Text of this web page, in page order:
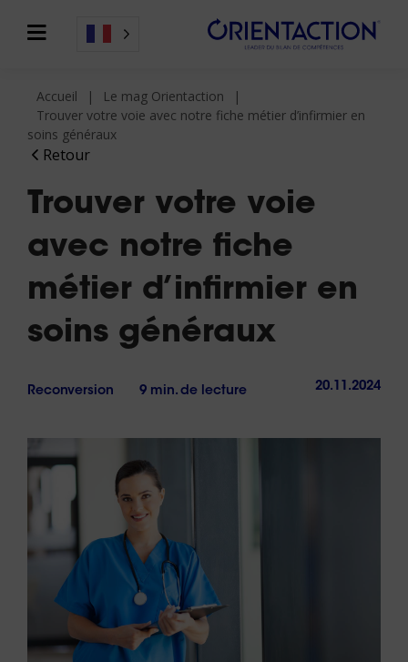
Retour
Accueil
Le mag Orientaction
Trouver votre voie avec notre fiche métier d’infirmier en
soins généraux
Trouver votre voie
avec notre fiche
métier d’infirmier en
soins généraux
Reconversion 9 min. de lecture 20.11.2024